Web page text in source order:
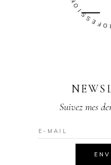
O
F
E
S
S
I
O
Suivez mes